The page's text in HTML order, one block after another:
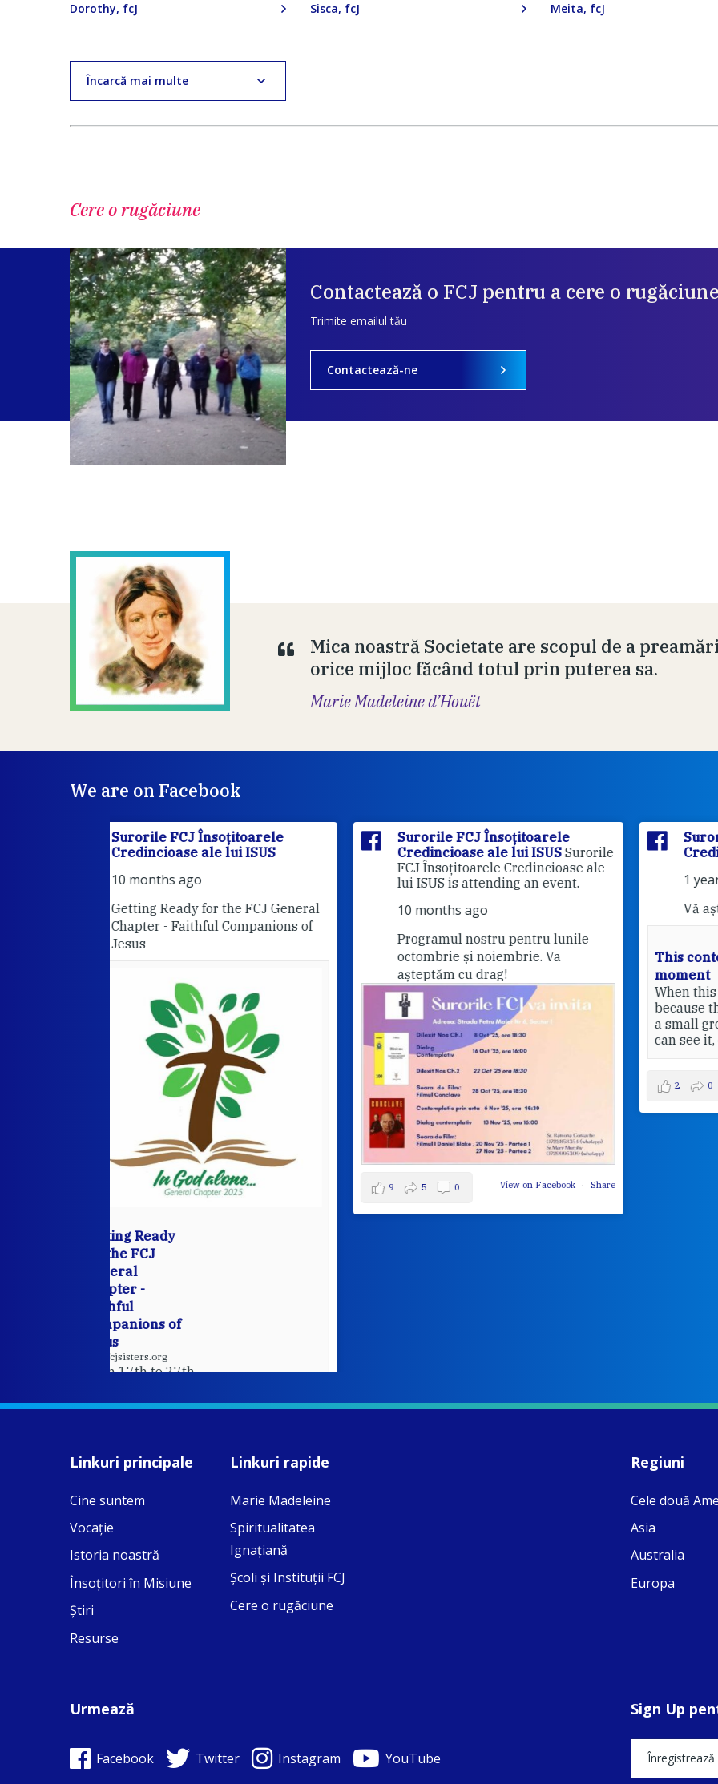
Dorothy, fcJ Sisca, fcJ Meita, fcJ
Încarcă mai multe
Cere o rugăciune
Contactează o FCJ pentru a cere o rugăciune
Trimite emailul tău
Contactează-ne
Mica noastră Societate are scopul de a
orice mijloc făcând totul prin puterea sa.
Marie Madeleine d’Houët
We are on Facebook
Share
Surorile FCJ Însoțitoarele
Credincioase ale lui ISUS
Surorile
lui ISUS is attending an event.
10 months ago
Programul nostru pentru lunile
Share
9 5 0
Surorile FCJ Însoțitoarele
Credincioase ale lui ISUS
1 years ago
Vă așteptăm cu drag!
This content isn't available at the
moment
When this happens, it's usually
because the owner only shared it with
a small group of people, changed who
can see it, or it's been deleted.
Share
2
Linkuri principale
Cine suntem
Vocaţie
Istoria noastră
Însoţitori în Misiune
Ştiri
Resurse
Linkuri rapide
Marie Madeleine
Spiritualitatea
Ignaţiană
Şcoli şi Instituţii FCJ
Cere o rugăciune
Regiuni
Cele două
Asia
Australia
Europa
Urmează
Facebook Twitter Instagram YouTube
Sign Up